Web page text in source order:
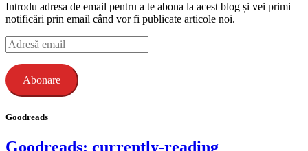
Introdu adresa de email pentru a te abona la acest blog și vei primi
notificări prin email când vor fi publicate articole noi.
Adresă
email
Abonare
Goodreads
Goodreads: currently-reading